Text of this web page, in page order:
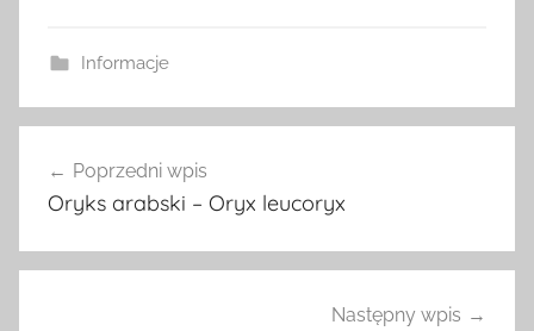
Informacje
wpisu
Poprzedni wpis
Oryks arabski – Oryx leucoryx
Następny wpis